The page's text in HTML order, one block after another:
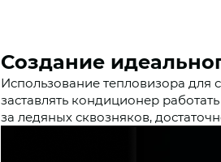
Создание
Использование тепловизора
заставлять кондиционер
за ледяных сквозняков,